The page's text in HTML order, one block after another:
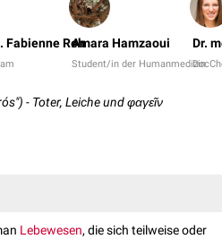
Fabienne RehAmara Hamzaoui
Student/in der Humanmedizin
Dr.
- Toter, Leiche und φαγεῖν
Lebewesen, die sich teilweise oder